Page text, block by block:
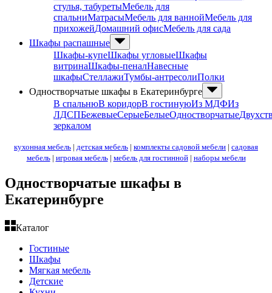
стулья, табуретыМебель для
спальниМатрасыМебель для ваннойМебель для
прихожейДомашний офисМебель для сада
Шкафы распашные
Шкафы-купеШкафы угловыеШкафы
витринаШкафы-пеналНавесные
шкафыСтеллажиТумбы-антресолиПолки
Одностворчатые шкафы в Екатеринбурге
В спальнюВ коридорВ гостинуюИз МДФИз
ЛДСПБежевыеСерыеБелыеОдностворчатые
зеркалом
кухонная мебель | детская мебель | комплекты садовой мебели | садовая
мебель| игровая мебель| мебель для гостинной| наборы мебели
Одностворчатые шкафы в
Екатеринбурге
Каталог
Гостиные
Шкафы
Мягкая мебель
Детские